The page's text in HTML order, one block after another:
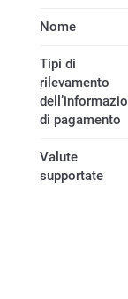
Nome
Tipi di
rilevamento
di pagamento
Valute
supportate